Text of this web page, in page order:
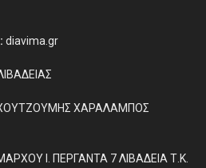
diavima.gr
ΧΑΡΑΛΑΜΠΟΣ
Ι. ΠΕΡΓΑΝΤΑ 7 ΛΙΒΑΔΕΙΑ Τ.Κ.